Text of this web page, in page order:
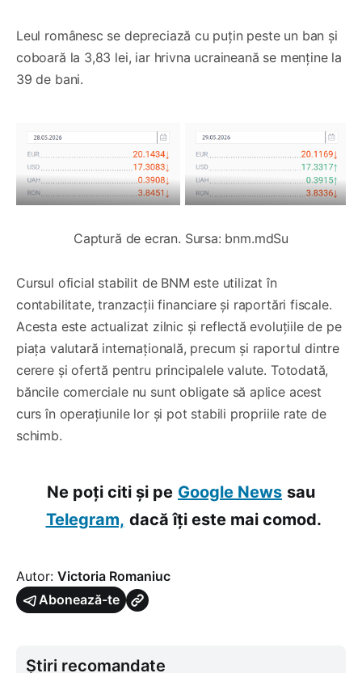
Leul românesc se depreciază cu puțin peste un ban și
coboară la 3,83 lei, iar hrivna ucraineană se menține la
39 de bani.
Captură de ecran. Sursa: bnm.mdSu
Cursul oficial stabilit de BNM este utilizat în
contabilitate, tranzacții financiare și raportări fiscale.
Acesta este actualizat zilnic și reflectă evoluțiile de pe
piața valutară internațională, precum și raportul dintre
cerere și ofertă pentru principalele valute. Totodată,
băncile comerciale nu sunt obligate să aplice acest
curs în operațiunile lor și pot stabili propriile rate de
schimb.
Ne poți citi și pe Google News sau
Telegram, dacă îți este mai comod.
Autor: Victoria Romaniuc
Abonează-te
Știri recomandate